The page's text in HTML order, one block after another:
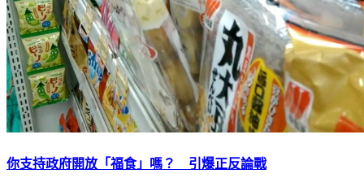
你支持政府開放「福食」嗎？ 引爆正反論戰